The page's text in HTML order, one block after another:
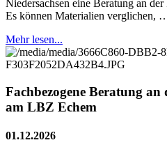
Niedersachsen eine Beratung an
Es können Materialien verglichen,
Mehr lesen...
Fachbezogene Beratung
am LBZ Echem
01.12.2026